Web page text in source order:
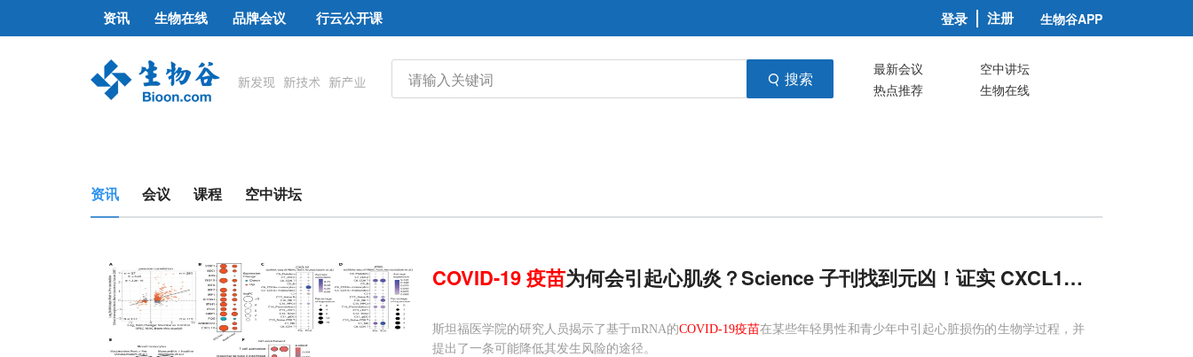
资讯 生物在线 品牌会议 行云公开课 登录 注册 生物谷APP
搜索 最新会议
空中讲坛
热点推荐
生物在线
资讯 会议 课程 空中讲坛
COVID-19疫苗为何会引起心肌炎？Science 子刊找到元凶！证实 CXCL10-IFN-γ 轴，
斯坦福医学院的研究人员揭示了基于mRNA的COVID-19疫苗在某些年轻男性和青少年中引起心脏损伤的生物学过程，并
提出了一条可能降低其发生风险的途径。